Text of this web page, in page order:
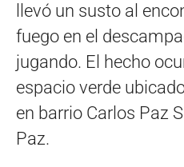
llevó un susto al
fuego en el
jugando. El hecho
espacio verde
en barrio Carlos Paz
Paz.